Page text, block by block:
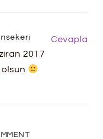
2017
Cevapla